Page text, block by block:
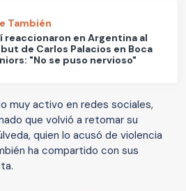
También
reaccionaron en Argentina al
de Carlos Palacios en Boca
"No se puso nervioso"
muy activo en redes sociales,
que volvió a retomar su
quien lo acusó de violencia
ha compartido con sus